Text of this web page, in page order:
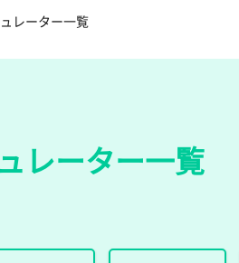
レーター一覧
レーター一覧